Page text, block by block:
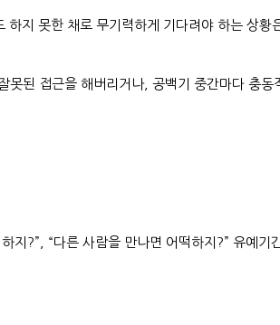
지 못한 채로 무기력하게 기다려야 하는 상
된 접근을 해버리거나, 공백기 중간마다 충
?”, “다른 사람을 만나면 어떡하지?” 유예